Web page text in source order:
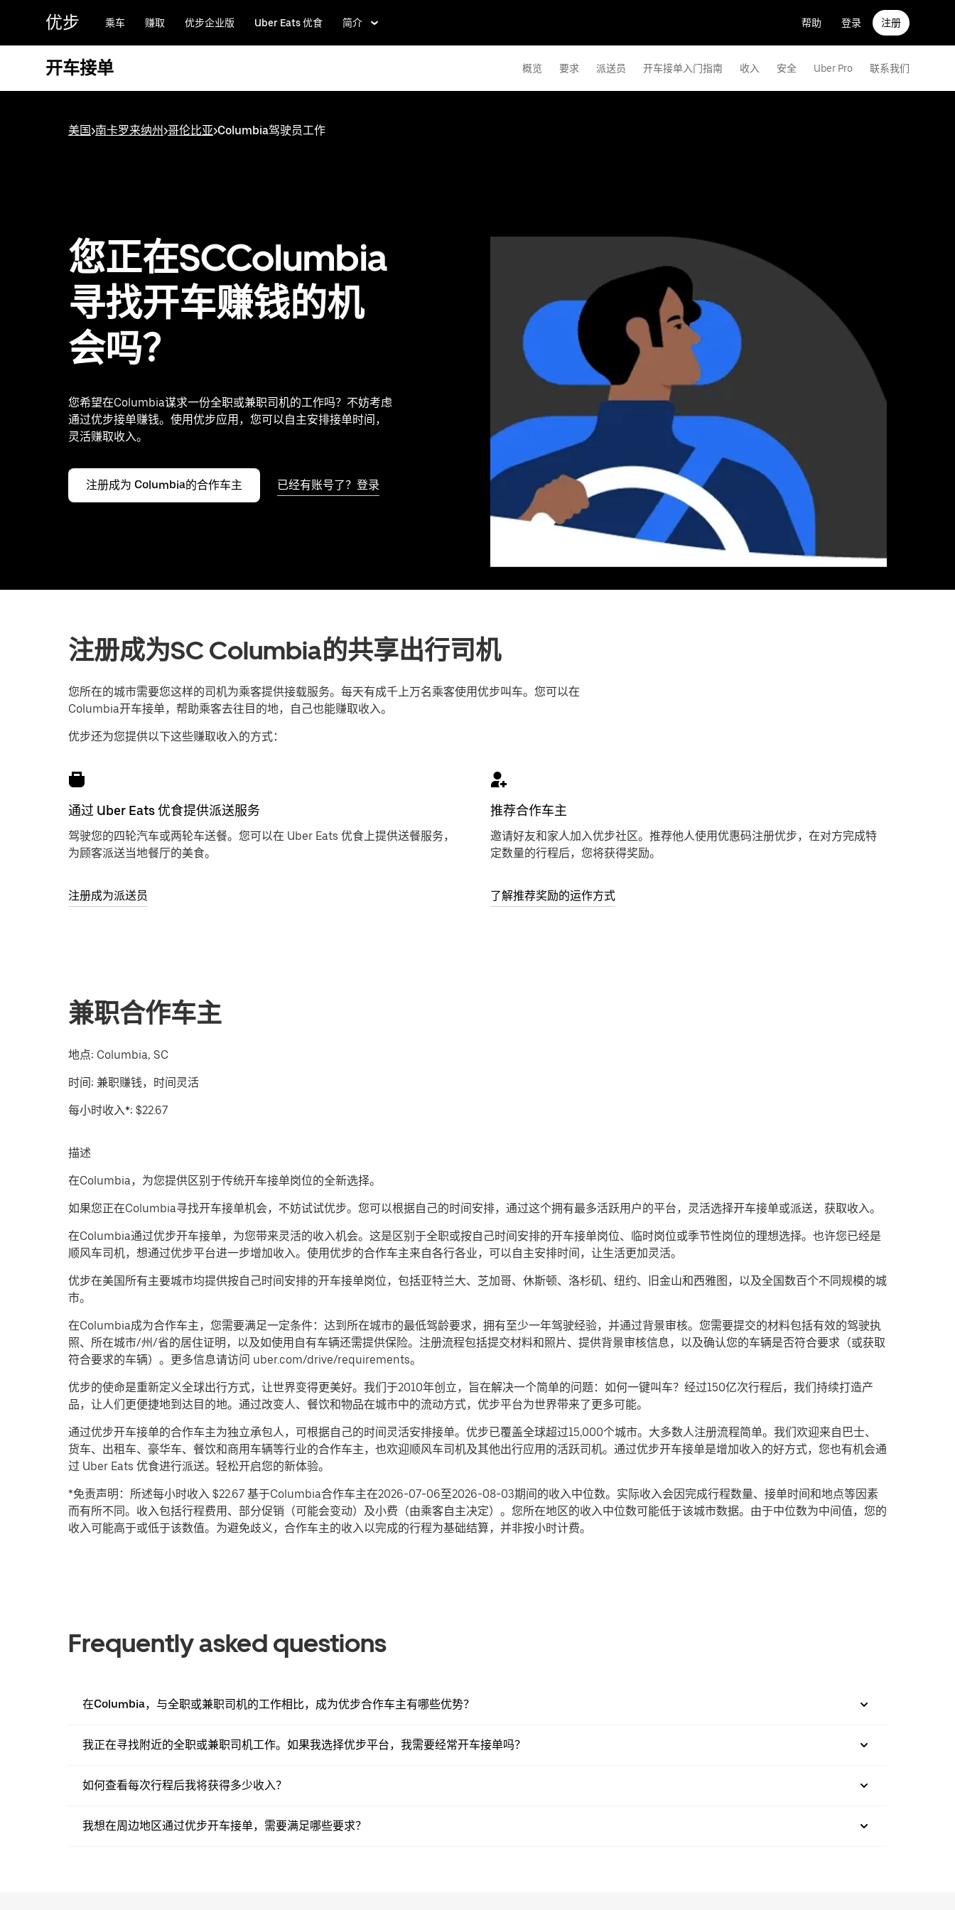
容
优步 乘车 赚取 优步企业版 Uber Eats 优食 简介 帮助 登录 注册
开车接单 概览 要求 派送员 开车接单入门指南 收入 安全 Uber Pro 联系我们
美国>南卡罗来纳州>哥伦比亚>Columbia驾驶员工作
您正在SCColumbia
寻找开车赚钱的机
会吗？
您希望在Columbia谋求一份全职或兼职司机的工作吗？不妨考虑
通过优步接单赚钱。使用优步应用，您可以自主安排接单时间，
灵活赚取收入。
注册成为 Columbia的合作车主 已经有账号了？登录
注册成为SC Columbia的共享出行司机
您所在的城市需要您这样的司机为乘客提供接载服务。每天有成千上万名乘客使用优步叫车。您可以在
Columbia开车接单，帮助乘客去往目的地，自己也能赚取收入。
优步还为您提供以下这些赚取收入的方式：
通过 Uber Eats 优食提供派送服务
驾驶您的四轮汽车或两轮车送餐。您可以在 Uber Eats 优食上提供送餐服务，
为顾客派送当地餐厅的美食。
注册成为派送员
推荐合作车主
邀请好友和家人加入优步社区。推荐他人使用优惠码注册优步，在对方完成特
定数量的行程后，您将获得奖励。
了解推荐奖励的运作方式
兼职合作车主
地点: Columbia, SC
时间: 兼职赚钱，时间灵活
每小时收入*: $22.67
描述
在Columbia，为您提供区别于传统开车接单岗位的全新选择。
如果您正在Columbia寻找开车接单机会，不妨试试优步。您可以根据自己的时间安排，通过这个拥有最多活跃用户的平台，灵活选择开车接单或派送，获取收入。
在Columbia通过优步开车接单，为您带来灵活的收入机会。这是区别于全职或按自己时间安排的开车接单岗位、临时岗位或季节性岗位的理想选择。也许您已经是
顺风车司机，想通过优步平台进一步增加收入。使用优步的合作车主来自各行各业，可以自主安排时间，让生活更加灵活。
优步在美国所有主要城市均提供按自己时间安排的开车接单岗位，包括亚特兰大、芝加哥、休斯顿、洛杉矶、纽约、旧金山和西雅图，以及全国数百个不同规模的城
市。
在Columbia成为合作车主，您需要满足一定条件：达到所在城市的最低驾龄要求，拥有至少一年驾驶经验，并通过背景审核。您需要提交的材料包括有效的驾驶执
照、所在城市/州/省的居住证明，以及如使用自有车辆还需提供保险。注册流程包括提交材料和照片、提供背景审核信息，以及确认您的车辆是否符合要求（或获取
符合要求的车辆）。更多信息请访问 uber.com/drive/requirements。
优步的使命是重新定义全球出行方式，让世界变得更美好。我们于2010年创立，旨在解决一个简单的问题：如何一键叫车？经过150亿次行程后，我们持续打造产
品，让人们更便捷地到达目的地。通过改变人、餐饮和物品在城市中的流动方式，优步平台为世界带来了更多可能。
通过优步开车接单的合作车主为独立承包人，可根据自己的时间灵活安排接单。优步已覆盖全球超过15,000个城市。大多数人注册流程简单。我们欢迎来自巴士、
货车、出租车、豪华车、餐饮和商用车辆等行业的合作车主，也欢迎顺风车司机及其他出行应用的活跃司机。通过优步开车接单是增加收入的好方式，您也有机会通
过 Uber Eats 优食进行派送。轻松开启您的新体验。
*免责声明：所述每小时收入 $22.67 基于Columbia合作车主在2026-07-06至2026-08-03期间的收入中位数。实际收入会因完成行程数量、接单时间和地点等因素
而有所不同。收入包括行程费用、部分促销（可能会变动）及小费（由乘客自主决定）。您所在地区的收入中位数可能低于该城市数据。由于中位数为中间值，您的
收入可能高于或低于该数值。为避免歧义，合作车主的收入以完成的行程为基础结算，并非按小时计费。
Frequently asked questions
在Columbia，与全职或兼职司机的工作相比，成为优步合作车主有哪些优势？
我正在寻找附近的全职或兼职司机工作。如果我选择优步平台，我需要经常开车接单吗？
如何查看每次行程后我将获得多少收入？
我想在周边地区通过优步开车接单，需要满足哪些要求？